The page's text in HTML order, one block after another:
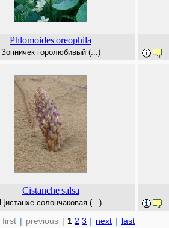
Phlomoidesoreophila
Зопничек горолюбивый (...)
Cistanche salsa
Цистанхе солончаковая (...)
first | previous | 1 2 3 | next | last